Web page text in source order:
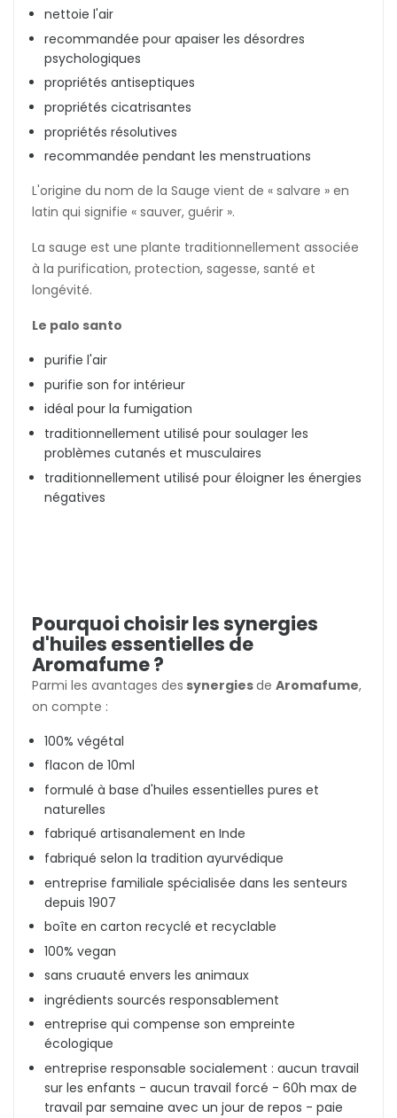
nettoie l'air
recommandée pour apaiser les désordres
psychologiques
propriétés antiseptiques
propriétés cicatrisantes
propriétés résolutives
recommandée pendant les menstruations
L'origine du nom de la Sauge vient de « salvare » en
latin qui signifie « sauver, guérir ».
La sauge est une plante traditionnellement associée
à la purification, protection, sagesse, santé et
longévité.
Le palo santo
purifie l'air
purifie son for intérieur
idéal pour la fumigation
traditionnellement utilisé pour soulager les
problèmes cutanés et musculaires
traditionnellement utilisé pour éloigner les énergies
négatives
Pourquoi choisir les synergies
d'huiles essentielles de
Aromafume ?
Parmi les avantages des synergiesde Aromafume,
on compte :
100% végétal
flacon de 10ml
formulé à base d'huiles essentielles pures et
naturelles
fabriqué artisanalement en Inde
fabriqué selon la tradition ayurvédique
entreprise familiale spécialisée dans les senteurs
depuis 1907
boîte en carton recyclé et recyclable
100% vegan
sans cruauté envers les animaux
ingrédients sourcés responsablement
entreprise qui compense son empreinte
écologique
entreprise responsable socialement : aucun travail
sur les enfants - aucun travail forcé - 60h max de
travail par semaine avec un jour de repos - paie